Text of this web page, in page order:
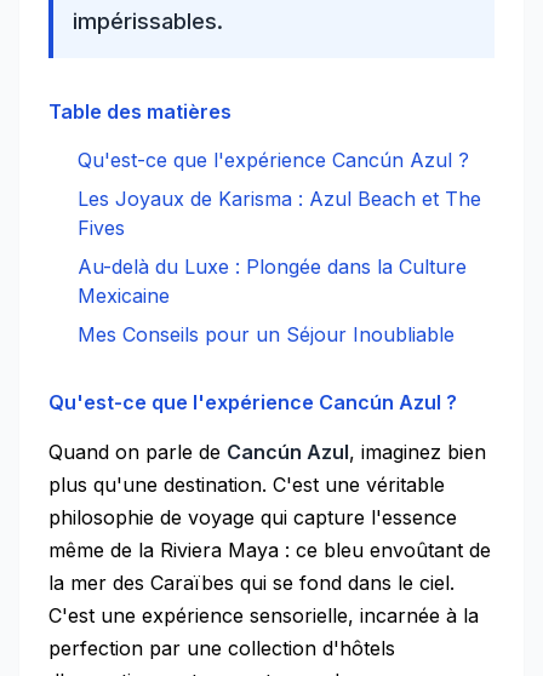
impérissables.
Table des matières
Qu'est-ce que l'expérience Cancún Azul ?
Les Joyaux de Karisma : Azul Beach et The
Fives
Au-delà du Luxe : Plongée dans la Culture
Mexicaine
Mes Conseils pour un Séjour Inoubliable
Qu'est-ce que l'expérience Cancún Azul ?
Quand on parle de Cancún Azul, imaginez bien
plus qu'une destination. C'est une véritable
philosophie de voyage qui capture l'essence
même de la Riviera Maya : ce bleu envoûtant de
la mer des Caraïbes qui se fond dans le ciel.
C'est une expérience sensorielle, incarnée à la
perfection par une collection d'hôtels